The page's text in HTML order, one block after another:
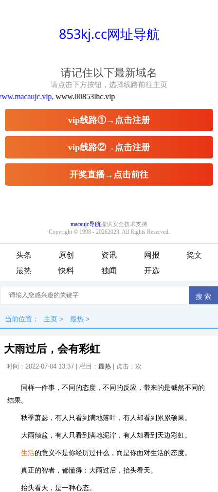
头条 原创 资讯 网报
奖文
最热
快料 独闻 开选
当前位置： 主页 > 最热 >
大雨过后，会有彩虹
时间：2022-07-04 13:37 | 栏目： 最热 | 点击： 次
同样一件事，不同的态度，不同的反应，带来的是截然不同的
结果。
秋季萧瑟，有人只看到满地落叶，有人却看到累累硕果。
大雨倾盆，有人只看到满地泥泞，有人却看到天边彩虹。
生活的意义不是你经历过什么，而是你面对生活的态度。
真正的智者，都懂得：大雨过后，抬头看天。
抬头看天，是一种心态。